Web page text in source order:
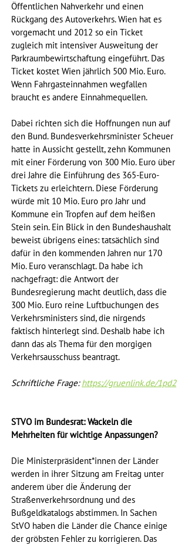
Öffentlichen Nahverkehr und einen
Rückgang des Autoverkehrs. Wien hat es
vorgemacht und 2012 so ein Ticket
zugleich mit intensiver Ausweitung der
Parkraumbewirtschaftung eingeführt. Das
Ticket kostet Wien jährlich 500 Mio. Euro.
Wenn Fahrgasteinnahmen wegfallen
braucht es andere Einnahmequellen.
Dabei richten sich die Hoffnungen nun auf
den Bund. Bundesverkehrsminister Scheuer
hatte in Aussicht gestellt, zehn Kommunen
mit einer Förderung von 300 Mio. Euro über
drei Jahre die Einführung des 365-Euro-
Tickets zu erleichtern. Diese Förderung
würde mit 10 Mio. Euro pro Jahr und
Kommune ein Tropfen auf dem heißen
Stein sein. Ein Blick in den Bundeshaushalt
beweist übrigens eines: tatsächlich sind
dafür in den kommenden Jahren nur 170
Mio. Euro veranschlagt. Da habe ich
nachgefragt: die Antwort der
Bundesregierung macht deutlich, dass die
300 Mio. Euro reine Luftbuchungen des
Verkehrsministers sind, die nirgends
faktisch hinterlegt sind. Deshalb habe ich
dann das als Thema für den morgigen
Verkehrsausschuss beantragt.
Schriftliche Frage: https://gruenlink.de/1pd2
STVO im Bundesrat: Wackeln die
Mehrheiten für wichtige Anpassungen?
Die Ministerpräsident*innen der Länder
werden in ihrer Sitzung am Freitag unter
anderem über die Änderung der
Straßenverkehrsordnung und des
Bußgeldkatalogs abstimmen. In Sachen
StVO haben die Länder die Chance einige
der gröbsten Fehler zu korrigieren. Das